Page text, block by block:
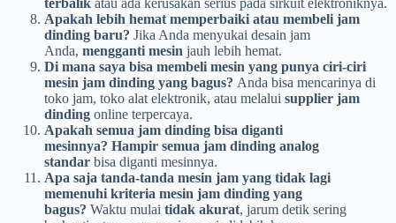
terbalik atau ada kerusakan serius pada sirkuit elektroniknya.
Apakah lebih hemat memperbaiki atau membeli jam
dinding baru? Jika Anda menyukai desain jam
Anda, mengganti mesin jauh lebih hemat.
Di mana saya bisa membeli mesin yang punya ciri-ciri
mesin jam dinding yang bagus? Anda bisa mencarinya di
toko jam, toko alat elektronik, atau melalui supplier jam
dinding online terpercaya.
Apakah semua jam dinding bisa diganti
mesinnya? Hampir semua jam dinding analog
standar bisa diganti mesinnya.
Apa saja tanda-tanda mesin jam yang tidak lagi
memenuhi kriteria mesin jam dinding yang
bagus? Waktu mulai tidak akurat, jarum detik sering